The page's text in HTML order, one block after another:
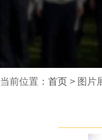
当前位置： 首页 > 图片